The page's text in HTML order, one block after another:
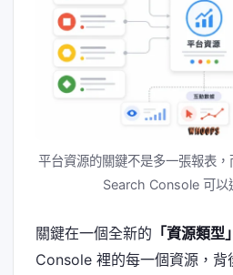
平台資源的關鍵不是多一張報表
Search Console 可以
關鍵在一個全新的 「資源類型」
Console 裡的每一個資源，背